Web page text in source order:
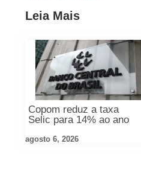
Leia Mais
Copom reduz a taxa
Selic para 14% ao ano
agosto 6, 2026